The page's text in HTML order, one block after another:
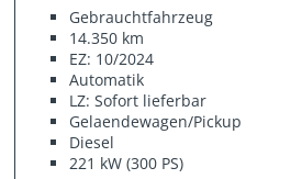
Gebrauchtfahrzeug
14.350 km
EZ: 10/2024
Automatik
LZ: Sofort lieferbar
Gelaendewagen/Pickup
Diesel
221 kW (300 PS)